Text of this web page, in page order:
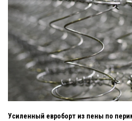
Усиленный евроборт из пены по